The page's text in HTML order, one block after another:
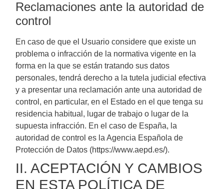
Reclamaciones ante la autoridad de
control
En caso de que el Usuario considere que existe un
problema o infracción de la normativa vigente en la
forma en la que se están tratando sus datos
personales, tendrá derecho a la tutela judicial efectiva
y a presentar una reclamación ante una autoridad de
control, en particular, en el Estado en el que tenga su
residencia habitual, lugar de trabajo o lugar de la
supuesta infracción. En el caso de España, la
autoridad de control es la Agencia Española de
Protección de Datos (https://www.aepd.es/).
II. ACEPTACIÓN Y CAMBIOS
EN ESTA POLÍTICA DE